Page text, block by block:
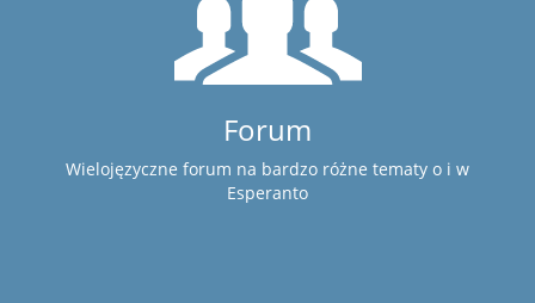
Forum
Wielojęzyczne forum na bardzo różne tematy o i w
Esperanto